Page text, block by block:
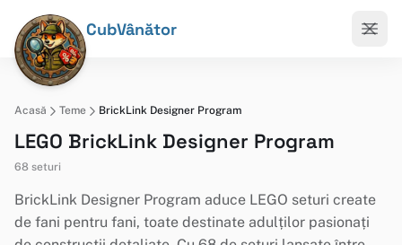
CubVânător
Acasă Teme BrickLink Designer Program
LEGO BrickLink Designer Program
68 seturi
BrickLink Designer Program aduce LEGO seturi create
de fani pentru fani, toate destinate adulților pasionați